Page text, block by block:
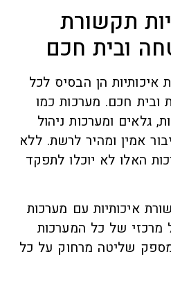
תקשורת
ובית חכם
איכותיות הן הבסיס לכל
ובית חכם. מערכות כמו
גלאים ומערכות ניהול
אמין ומהיר לרשת. ללא
האלו לא יוכלו לתפקד
איכותיות עם מערכות
מרכזי של כל המערכות
שליטה מרחוק על כל